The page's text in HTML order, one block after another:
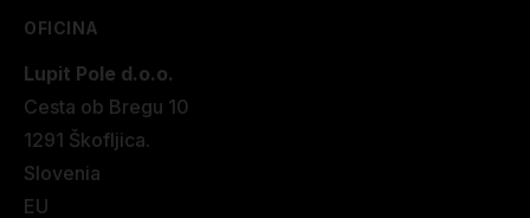
OFICINA
Lupit Pole d.o.o.
Cesta ob Bregu 10
1291 Škofljica.
Slovenia
EU